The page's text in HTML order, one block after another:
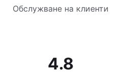
Обслужване на клиенти
4.8